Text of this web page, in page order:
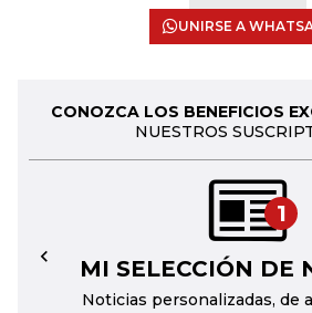
UNIRSE A
CONOZCA LOS BENEFICIOS
NUESTROS
1
MI SELECCIÓN DE
Noticias personalizadas, de
←